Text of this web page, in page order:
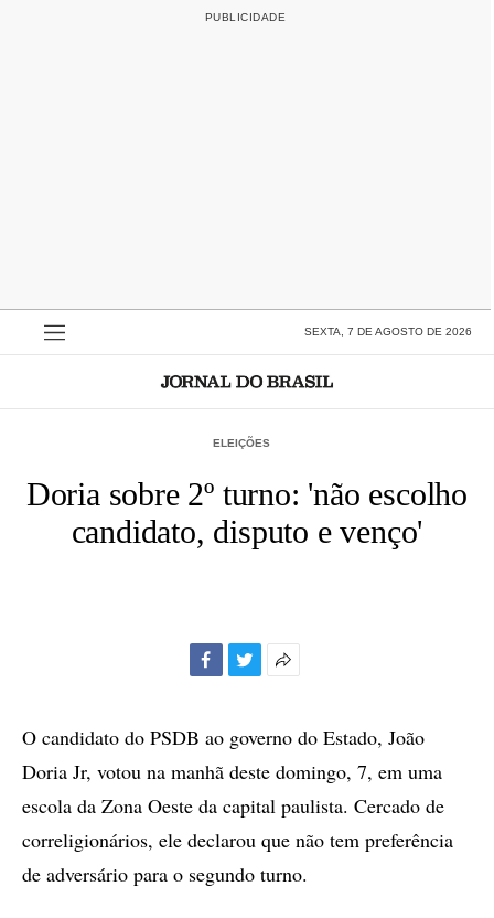
SEXTA, 7 DE AGOSTO DE 2026
ELEIÇÕES
Doria sobre 2º turno: 'não escolho
candidato, disputo e venço'
compartilhamento
O candidato do PSDB ao governo do Estado, João
Doria Jr, votou na manhã deste domingo, 7, em uma
escola da Zona Oeste da capital paulista. Cercado de
correligionários, ele declarou que não tem preferência
de adversário para o segundo turno.